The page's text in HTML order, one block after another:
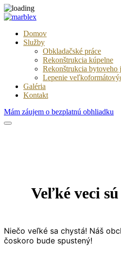
Domov
Služby
Obkladačské práce
Rekonštrukcia kúpelne
Rekonštrukcia bytoveho
Lepenie
Galéria
Kontakt
Mám záujem o bezplatnú obhliadku
Veľké veci
Niečo veľké sa chystá! Náš
čoskoro bude spustený!